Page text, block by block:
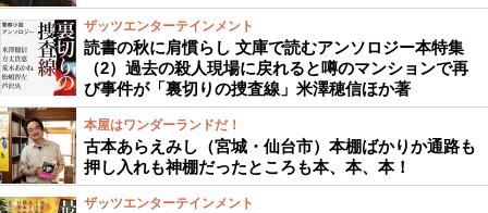
ザッツエンターテインメント
読書の秋に肩慣らし 文庫で読むアンソロジー本特集
（2）過去の殺人現場に戻れると噂のマンションで再
び事件が「裏切りの捜査線」米澤穂信ほか著
本屋はワンダーランドだ！
古本あらえみし（宮城・仙台市）本棚ばかりか通路も
押し入れも神棚だったところも本、本、本！
ザッツエンターテインメント